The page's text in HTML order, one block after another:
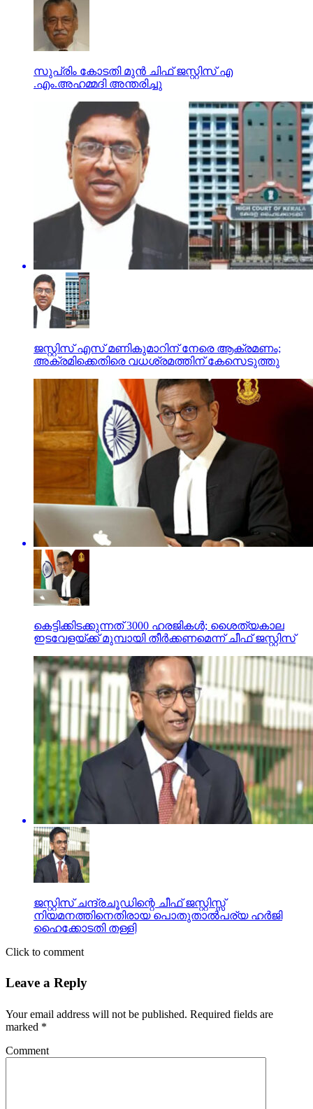
സുപ്രിം കോടതി മുൻ ചിഫ് ജസ്റ്റിസ് എ
.എം.അഹമ്മദി അന്തരിച്ചു
ജസ്റ്റിസ് എസ് മണികുമാറിന് നേരെ ആക്രമണം;
അക്രമിക്കെതിരെ വധശ്രമത്തിന് കേസെടുത്തു
കെട്ടിക്കിടക്കുന്നത് 3000 ഹരജികള്‍; ശൈത്യകാല
ഇടവേളയ്ക്ക് മുമ്പായി തീര്‍ക്കണമെന്ന് ചീഫ് ജസ്റ്റിസ്
ജസ്റ്റിസ് ചന്ദ്രചൂഡിന്റെ ചീഫ് ജസ്റ്റിസ്സ്
നിയമനത്തിനെതിരായ പൊതുതാല്‍പര്യ ഹര്‍ജി
ഹൈക്കോടതി തള്ളി
Click to comment
Leave a Reply
Your email address will not be published. Required fields are
marked *
Comment